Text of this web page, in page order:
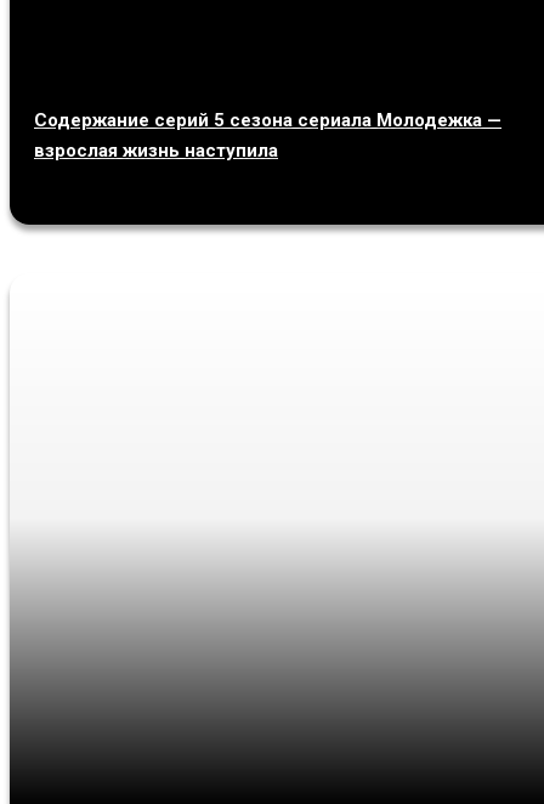
Содержание серий 5 сезона сериала Молодежка —
взрослая жизнь наступила